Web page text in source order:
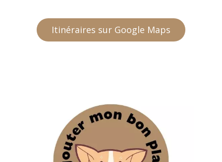
Itinéraires sur Google Maps